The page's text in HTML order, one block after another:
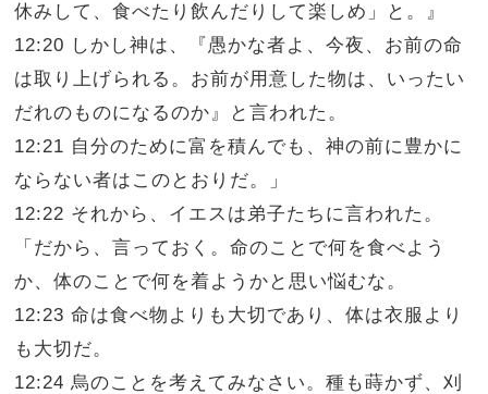
休みして、食べたり飲んだりして楽しめ」と。』
12:20 しかし神は、『愚かな者よ、今夜、お前の命
は取り上げられる。お前が用意した物は、いったい
だれのものになるのか』と言われた。
12:21 自分のために富を積んでも、神の前に豊かに
ならない者はこのとおりだ。」
12:22 それから、イエスは弟子たちに言われた。
「だから、言っておく。命のことで何を食べよう
か、体のことで何を着ようかと思い悩むな。
12:23 命は食べ物よりも大切であり、体は衣服より
も大切だ。
12:24 烏のことを考えてみなさい。種も蒔かず、刈